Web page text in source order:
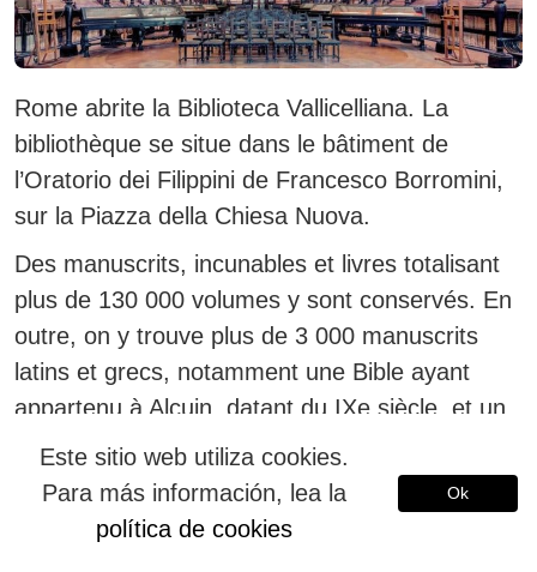
Rome abrite la Biblioteca Vallicelliana. La
bibliothèque se situe dans le bâtiment de
l’Oratorio dei Filippini de Francesco Borromini,
sur la Piazza della Chiesa Nuova.
Des manuscrits, incunables et livres totalisant
plus de 130 000 volumes y sont conservés. En
outre, on y trouve plus de 3 000 manuscrits
latins et grecs, notamment une Bible ayant
appartenu à Alcuin, datant du IXe siècle, et un
lectionnaire du XIIe siècle. La bibliothèque
possède également des livres des époques de
la Réforme et de la Contre-Réforme.
Este sitio web utiliza cookies.
Para más información, lea la
política de cookies
Ok